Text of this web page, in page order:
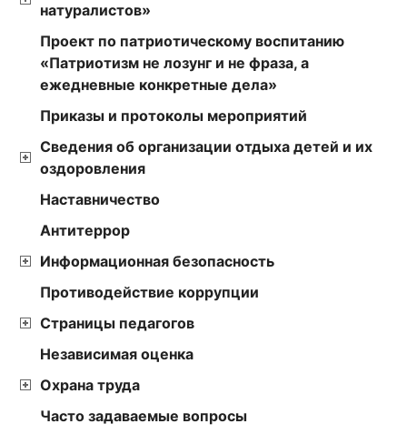
натуралистов»
Проект по патриотическому воспитанию
«Патриотизм не лозунг и не фраза, а
ежедневные конкретные дела»
Приказы и протоколы мероприятий
Сведения об организации отдыха детей и их
оздоровления
Наставничество
Антитеррор
Информационная безопасность
Противодействие коррупции
Страницы педагогов
Независимая оценка
Охрана труда
Часто задаваемые вопросы